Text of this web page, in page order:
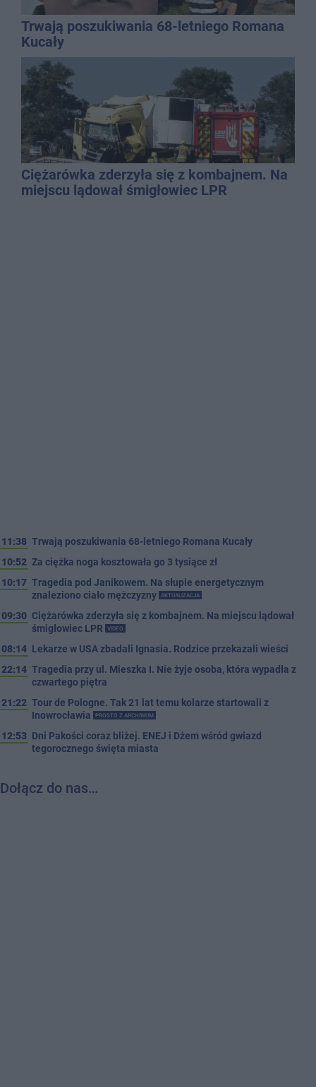
Trwają poszukiwania 68-letniego Romana
Kucały
Ciężarówka zderzyła się z kombajnem. Na
miejscu lądował śmigłowiec LPR
11:38 Trwają poszukiwania 68-letniego Romana Kucały
10:52 Za ciężka noga kosztowała go 3 tysiące zł
10:17 Tragedia pod Janikowem. Na słupie energetycznym
znaleziono ciało mężczyzny
AKTUALIZACJA
09:30 Ciężarówka zderzyła się z kombajnem. Na miejscu lądował
śmigłowiec LPR
VIDEO
08:14 Lekarze w USA zbadali Ignasia. Rodzice przekazali wieści
22:14 Tragedia przy ul. Mieszka I. Nie żyje osoba, która wypadła z
czwartego piętra
21:22 Tour de Pologne. Tak 21 lat temu kolarze startowali z
Inowrocławia
PROSTO Z ARCHIWUM
12:53 Dni Pakości coraz bliżej. ENEJ i Dżem wśród gwiazd
tegorocznego święta miasta
Dołącz do nas…